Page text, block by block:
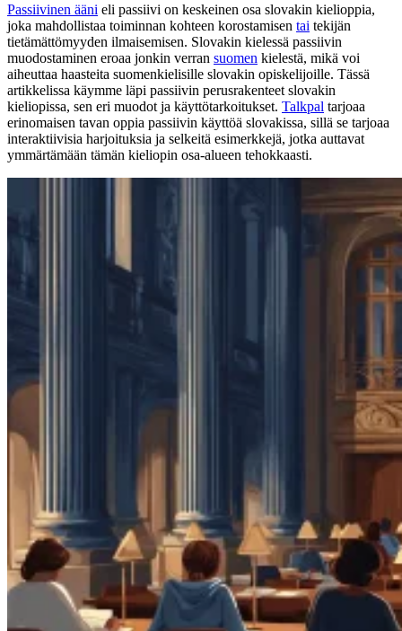
Passiivinen ääni eli passiivi on keskeinen osa slovakin kielioppia,
joka mahdollistaa toiminnan kohteen korostamisen tai tekijän
tietämättömyyden ilmaisemisen. Slovakin kielessä passiivin
muodostaminen eroaa jonkin verran suomen kielestä, mikä voi
aiheuttaa haasteita suomenkielisille slovakin opiskelijoille. Tässä
artikkelissa käymme läpi passiivin perusrakenteet slovakin
kieliopissa, sen eri muodot ja käyttötarkoitukset. Talkpal tarjoaa
erinomaisen tavan oppia passiivin käyttöä slovakissa, sillä se tarjoaa
interaktiivisia harjoituksia ja selkeitä esimerkkejä, jotka auttavat
ymmärtämään tämän kieliopin osa-alueen tehokkaasti.